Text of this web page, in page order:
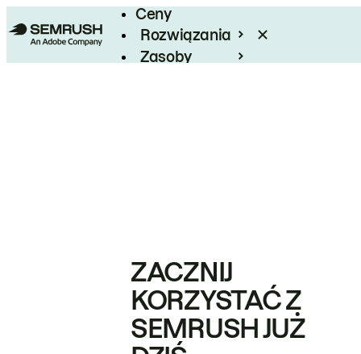
Ceny
Rozwiązania
Zasoby
ZACZNIJ
KORZYSTAĆ Z
SEMRUSH JUŻ